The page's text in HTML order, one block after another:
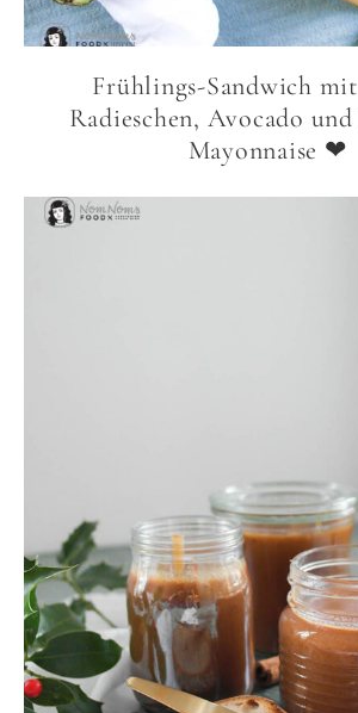
Frühlings-Sandwich
Radieschen, Avocado
Mayonnaise ❤